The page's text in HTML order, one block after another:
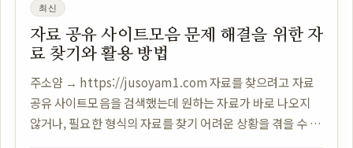
최신
자료 공유 사이트모음 문제 해결을 위한 자
료 찾기와 활용 방법
주소얌 → https://jusoyam1.com 자료를 찾으려고 자료
공유 사이트모음을 검색했는데 원하는 자료가 바로 나오지
않거나, 필요한 형식의 자료를 찾기 어려운 상황을 겪을 수 있